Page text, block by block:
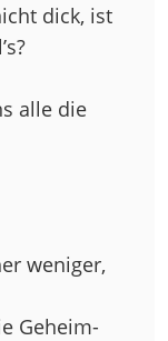
dick, ist
alle die
weniger,
Geheim-